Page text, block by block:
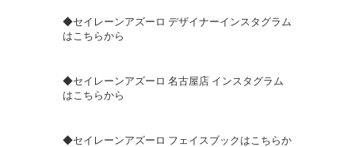
◆セイレーンアズーロ デザイナーインスタグラム
はこちらから
◆セイレーンアズーロ 名古屋店 インスタグラム
はこちらから
◆セイレーンアズーロ フェイスブックはこちらか